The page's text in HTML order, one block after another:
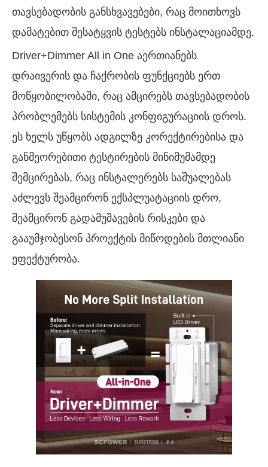
თავსებადობის განსხვავებები, რაც მოითხოვს
დამატებით შესატყვის ტესტებს ინსტალაციამდე.
Driver+Dimmer All in One აერთიანებს
დრაივერის და ჩაქრობის ფუნქციებს ერთ
მოწყობილობაში, რაც ამცირებს თავსებადობის
პრობლემებს სისტემის კონფიგურაციის დროს.
ეს ხელს უწყობს ადგილზე კორექტირებისა და
განმეორებითი ტესტირების მინიმუმამდე
შემცირებას, რაც ინსტალერებს საშუალებას
აძლევს შეამცირონ ექსპლუატაციის დრო,
შეამცირონ გადამუშავების რისკები და
გააუმჯობესონ პროექტის მიწოდების მთლიანი
ეფექტურობა.